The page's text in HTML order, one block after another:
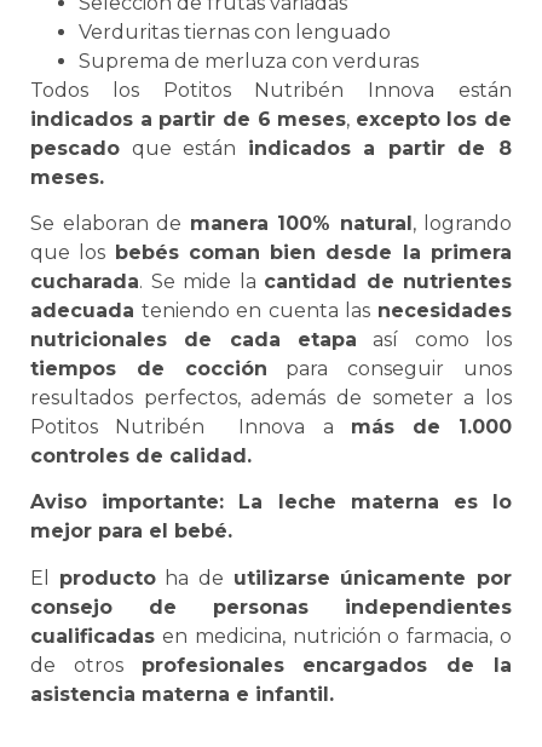
Verduritas tiernas con lenguado
Suprema de merluza con verduras
Todos los Potitos Nutribén Innova están
indicados a partir de 6 meses, excepto los de
pescado que están indicados a partir de 8
meses.
Se elaboran de manera 100% natural, logrando
que los bebés coman bien desde la primera
cucharada. Se mide la cantidad de nutrientes
adecuada teniendo en cuenta las necesidades
nutricionales de cada etapa así como los
tiempos de cocción para conseguir unos
resultados perfectos, además de someter a los
Potitos Nutribén Innova a más de 1.000
controles de calidad.
Aviso importante: La leche materna es lo
mejor para el bebé.
El productoha de utilizarse únicamente por
consejo de personas independientes
cualificadas en medicina, nutrición o farmacia, o
de otros profesionales encargados de la
asistencia materna e infantil.